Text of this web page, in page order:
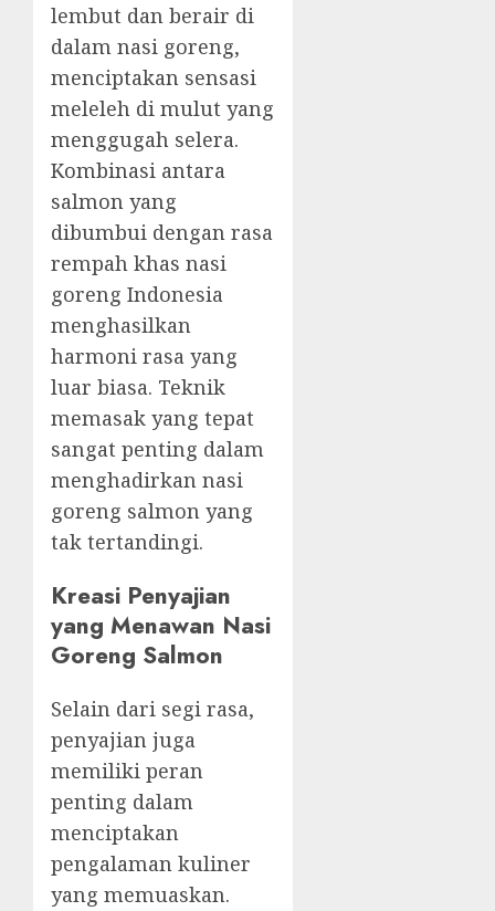
lembut dan berair di
dalam nasi goreng,
menciptakan sensasi
meleleh di mulut yang
menggugah selera.
Kombinasi antara
salmon yang
dibumbui dengan rasa
rempah khas nasi
goreng Indonesia
menghasilkan
harmoni rasa yang
luar biasa. Teknik
memasak yang tepat
sangat penting dalam
menghadirkan nasi
goreng salmon yang
tak tertandingi.
Kreasi Penyajian
yang Menawan Nasi
Goreng Salmon
Selain dari segi rasa,
penyajian juga
memiliki peran
penting dalam
menciptakan
pengalaman kuliner
yang memuaskan.